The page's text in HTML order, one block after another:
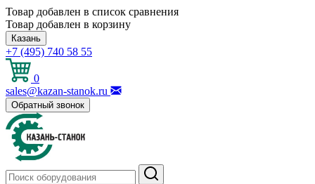
Товар добавлен в список сравнения
Товар добавлен в корзину
Казань
+7 (495) 740 58 55
0
sales@kazan-stanok.ru
Обратный звонок